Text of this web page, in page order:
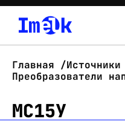
Главная
Преобразователи
МС15У